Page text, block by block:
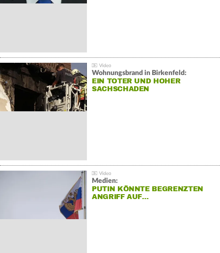
Wohnungsbrand in Birkenfeld:
EIN TOTER UND HOHER
SACHSCHADEN
Medien:
PUTIN KÖNNTE BEGRENZTEN
ANGRIFF AUF…